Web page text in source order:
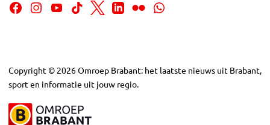
Copyright © 2026Omroep Brabant: het laatste nieuws uit Brabant,
sport en informatie uit jouw regio.